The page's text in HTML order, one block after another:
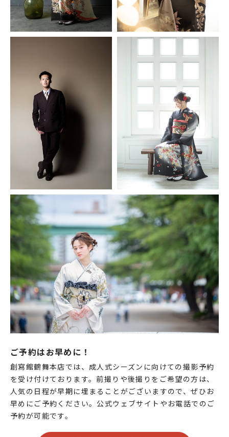
ご予約はお早めに！
創寫館鶴舞本店では、成人式シーズンに向けての撮影予約
を受け付けております。前撮りや後撮りをご希望の方は、
人気の日程が早期に埋まることがございますので、ぜひお
早めにご予約ください。公式ウェブサイトやお電話でのご
予約が可能です。